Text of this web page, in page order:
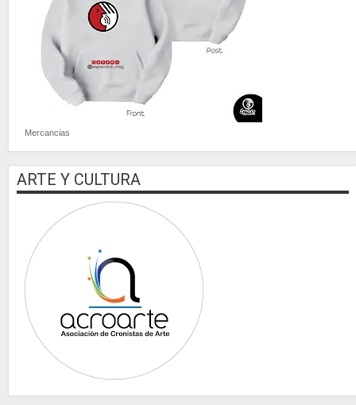
Mercancias
ARTE Y CULTURA